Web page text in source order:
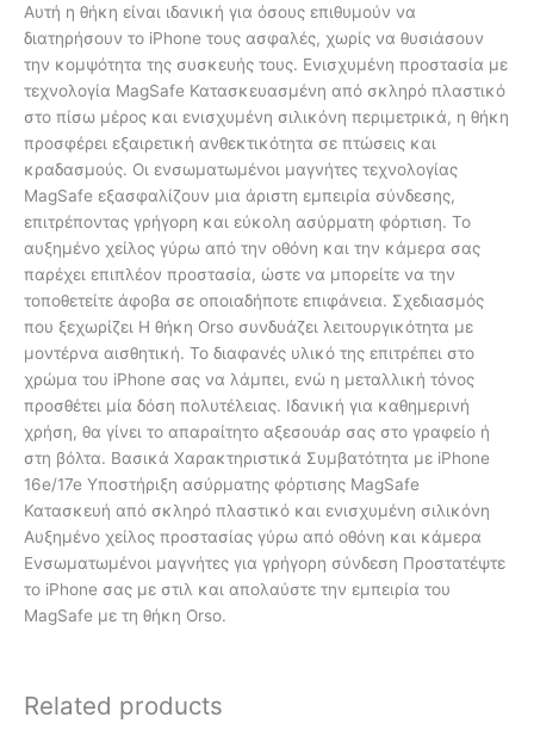
Αυτή η θήκη είναι ιδανική για όσους επιθυμούν να
διατηρήσουν το iPhone τους ασφαλές, χωρίς να θυσιάσουν
την κομψότητα της συσκευής τους. Ενισχυμένη προστασία με
τεχνολογία MagSafe Κατασκευασμένη από σκληρό πλαστικό
στο πίσω μέρος και ενισχυμένη σιλικόνη περιμετρικά, η θήκη
προσφέρει εξαιρετική ανθεκτικότητα σε πτώσεις και
κραδασμούς. Οι ενσωματωμένοι μαγνήτες τεχνολογίας
MagSafe εξασφαλίζουν μια άριστη εμπειρία σύνδεσης,
επιτρέποντας γρήγορη και εύκολη ασύρματη φόρτιση. Το
αυξημένο χείλος γύρω από την οθόνη και την κάμερα σας
παρέχει επιπλέον προστασία, ώστε να μπορείτε να την
τοποθετείτε άφοβα σε οποιαδήποτε επιφάνεια. Σχεδιασμός
που ξεχωρίζει Η θήκη Orso συνδυάζει λειτουργικότητα με
μοντέρνα αισθητική. Το διαφανές υλικό της επιτρέπει στο
χρώμα του iPhone σας να λάμπει, ενώ η μεταλλική τόνος
προσθέτει μία δόση πολυτέλειας. Ιδανική για καθημερινή
χρήση, θα γίνει το απαραίτητο αξεσουάρ σας στο γραφείο ή
στη βόλτα. Βασικά Χαρακτηριστικά Συμβατότητα με iPhone
16e/17e Υποστήριξη ασύρματης φόρτισης MagSafe
Κατασκευή από σκληρό πλαστικό και ενισχυμένη σιλικόνη
Αυξημένο χείλος προστασίας γύρω από οθόνη και κάμερα
Ενσωματωμένοι μαγνήτες για γρήγορη σύνδεση Προστατέψτε
το iPhone σας με στιλ και απολαύστε την εμπειρία του
MagSafe με τη θήκη Orso.
Related products